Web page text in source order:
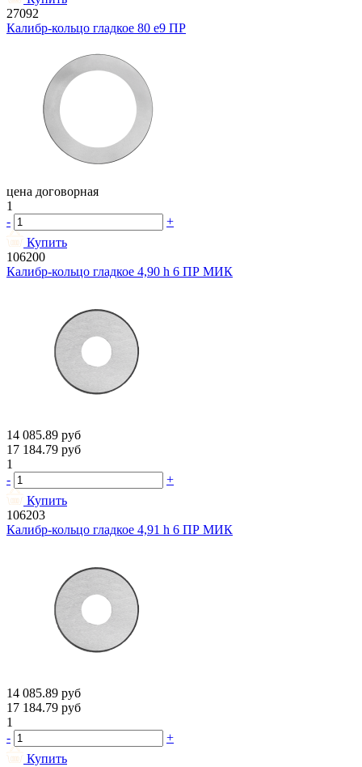
27092
Калибр-кольцо гладкое 80 e9 ПР
цена договорная
1
-
+
Купить
106200
Калибр-кольцо гладкое 4,90 h 6 ПР МИК
14 085.89 руб
17 184.79 руб
1
-
+
Купить
106203
Калибр-кольцо гладкое 4,91 h 6 ПР МИК
14 085.89 руб
17 184.79 руб
1
-
+
Купить